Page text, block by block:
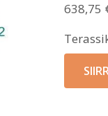
638,75